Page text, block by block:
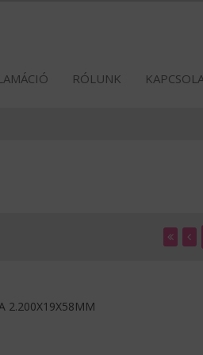
RÓLUNK
2.200X19X58MM